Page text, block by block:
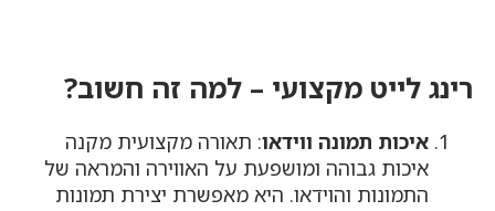
רינג לייט מקצועי – למה זה חשוב?
איכות תמונה ווידאו: תאורה מקצועית מקנה
איכות גבוהה ומושפעת על האווירה והמראה של
התמונות והוידאו. היא מאפשרת יצירת תמונות